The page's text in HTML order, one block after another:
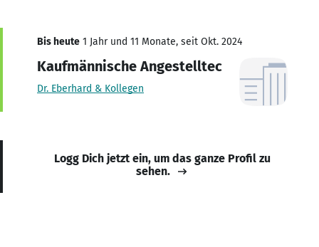
Bis heute 1 Jahr und 11 Monate, seit Okt. 2024
Kaufmännische Angestelltec
Dr. Eberhard & Kollegen
Logg Dich jetzt ein, um das ganze Profil zu
sehen.